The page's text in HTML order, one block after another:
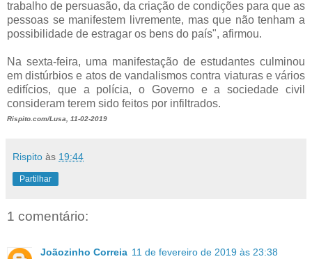
trabalho de persuasão, da criação de condições para que as
pessoas se manifestem livremente, mas que não tenham a
possibilidade de estragar os bens do país", afirmou.
Na sexta-feira, uma manifestação de estudantes culminou
em distúrbios e atos de vandalismos contra viaturas e vários
edifícios, que a polícia, o Governo e a sociedade civil
consideram terem sido feitos por infiltrados.
Rispito.com/Lusa, 11-02-2019
Rispito às 19:44
Partilhar
1 comentário:
Joãozinho Correia 11 de fevereiro de 2019 às 23:38